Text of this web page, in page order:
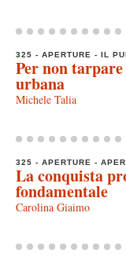
325 - APERTURE - IL
Per non
urbana
Michele Talia
325 - APERTURE -
La conquista
fondamentale
Carolina Giaimo